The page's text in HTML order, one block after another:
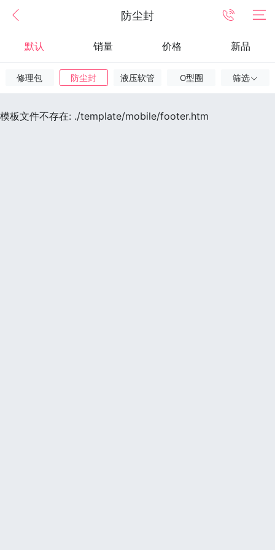
防尘封
默认 销量 价格 新品
修理包 防尘封 液压软管 O型圈 筛选
模板文件不存在: ./template/mobile/footer.htm